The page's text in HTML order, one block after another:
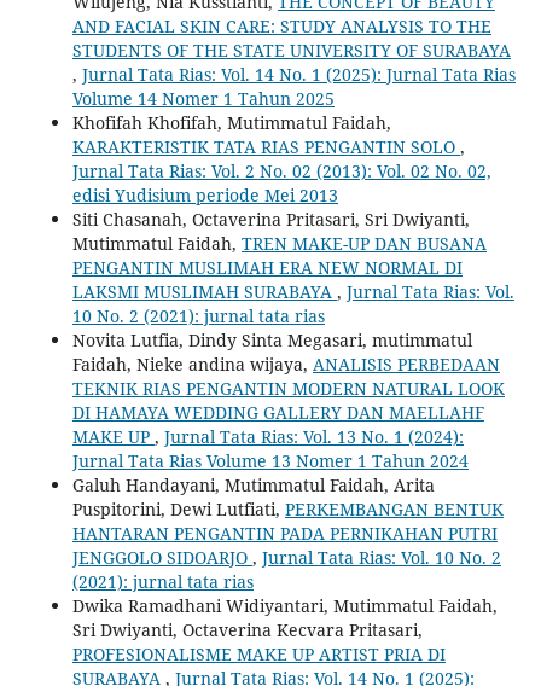
AND FACIAL SKIN CARE: STUDY ANALYSIS TO THE
STUDENTS OF THE STATE UNIVERSITY OF SURABAYA
, Jurnal Tata Rias: Vol. 14 No. 1 (2025): Jurnal Tata Rias
Volume 14 Nomer 1 Tahun 2025
Khofifah Khofifah, Mutimmatul Faidah,
KARAKTERISTIK TATA RIAS PENGANTIN SOLO ,
Jurnal Tata Rias: Vol. 2 No. 02 (2013): Vol. 02 No. 02,
edisi Yudisium periode Mei 2013
Siti Chasanah, Octaverina Pritasari, Sri Dwiyanti,
Mutimmatul Faidah, TREN MAKE-UP DAN BUSANA
PENGANTIN MUSLIMAH ERA NEW NORMAL DI
LAKSMI MUSLIMAH SURABAYA , Jurnal Tata Rias: Vol.
10 No. 2 (2021): jurnal tata rias
Novita Lutfia, Dindy Sinta Megasari, mutimmatul
Faidah, Nieke andina wijaya, ANALISIS PERBEDAAN
TEKNIK RIAS PENGANTIN MODERN NATURAL LOOK
DI HAMAYA WEDDING GALLERY DAN MAELLAHF
MAKE UP , Jurnal Tata Rias: Vol. 13 No. 1 (2024):
Jurnal Tata Rias Volume 13 Nomer 1 Tahun 2024
Galuh Handayani, Mutimmatul Faidah, Arita
Puspitorini, Dewi Lutfiati, PERKEMBANGAN BENTUK
HANTARAN PENGANTIN PADA PERNIKAHAN PUTRI
JENGGOLO SIDOARJO , Jurnal Tata Rias: Vol. 10 No. 2
(2021): jurnal tata rias
Dwika Ramadhani Widiyantari, Mutimmatul Faidah,
Sri Dwiyanti, Octaverina Kecvara Pritasari,
PROFESIONALISME MAKE UP ARTIST PRIA DI
SURABAYA , Jurnal Tata Rias: Vol. 14 No. 1 (2025):